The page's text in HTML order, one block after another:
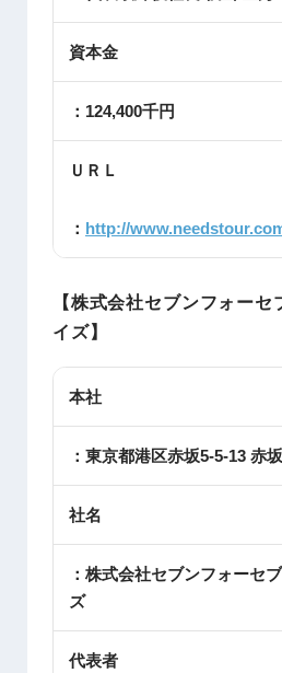
資本金
：124,400千円
ＵＲＬ
： http://
【株式会社セブンフォーセ
イズ】
本社
：東京都港区赤坂5-5-13 赤
社名
：株式会社セブンフォーセ
ズ
代表者